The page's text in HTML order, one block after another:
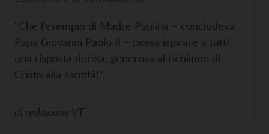
“Che l’esempio di Madre Paulina – concludeva
Papa Giovanni Paolo II – possa ispirare a tutti
una risposta decisa, generosa al richiamo di
Cristo alla santità!”.
di redazione VT